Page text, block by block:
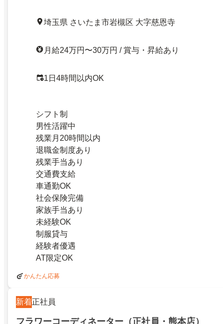
埼玉県 さいたま市岩槻区 大字慈恩寺
月給24万円〜30万円 / 賞与・昇給あり
1日4時間以内OK
シフト制
男性活躍中
残業月20時間以内
退職金制度あり
残業手当あり
交通費支給
車通勤OK
社会保険完備
家族手当あり
未経験OK
制服貸与
経験者優遇
AT限定OK
かんたん応募
新着正社員
フラワーコーディネーター（正社員・熊本店）